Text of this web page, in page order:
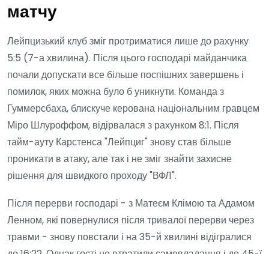
матчу
Лейпцизький клуб зміг протриматися лише до рахунку
5:5 (7-а хвилина). Після цього господарі майданчика
почали допускати все більше поспішних завершень і
помилок, яких можна було б уникнути. Команда з
Гуммерсбаха, блискуче керована національним гравцем
Міро Шлуроффом, відірвалася з рахунком 8:1. Після
тайм-ауту Карстенса "Лейпциг" знову став більше
проникати в атаку, але так і не зміг знайти захисне
рішення для швидкого проходу "ВФЛ".
Після перерви господарі - з Матеєм Клімою та Адамом
Ленном, які повернулися після тривалої перерви через
травми - знову повстали і на 35-й хвилині відігралися